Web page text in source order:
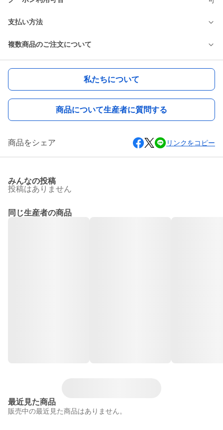
支払い方法
複数商品のご注文について
私たちについて
商品について生産者に質問する
商品をシェア リンクをコピー
みんなの投稿
投稿はありません
同じ生産者の商品
最近見た商品
販売中の最近見た商品はありません。